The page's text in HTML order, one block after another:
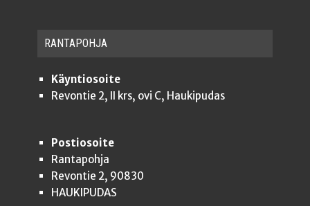
RAN­TA­POH­JA
Käyntiosoite
Revontie 2, II krs, ovi C, Haukipudas
Postiosoite
Rantapohja
Revontie 2, 90830
HAUKIPUDAS